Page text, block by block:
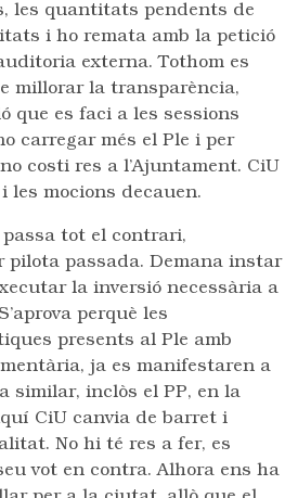
les quantitats pendents de
i ho remata amb la petició
externa. Tothom es
millorar la transparència,
que es faci a les sessions
carregar més el Ple i per
costi res a l’Ajuntament. CiU
les mocions decauen.
passa tot el contrari,
pilota passada. Demana instar
la inversió necessària a
perquè les
presents al Ple amb
ja es manifestaren a
similar, inclòs el PP, en la
CiU canvia de barret i
No hi té res a fer, es
vot en contra. Alhora ens ha